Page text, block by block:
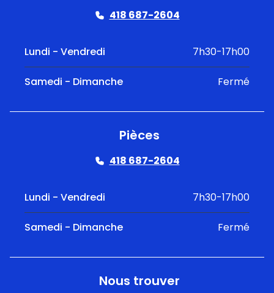
418 687-2604
Lundi - Vendredi 7h30-17h00
Samedi - Dimanche Fermé
Pièces
418 687-2604
Lundi - Vendredi 7h30-17h00
Samedi - Dimanche Fermé
Nous trouver